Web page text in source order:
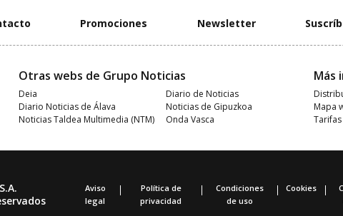
Promociones Newsletter
Otras webs de Grupo Noticias
Deia
Diario de Noticias
Diario Noticias de Álava
Noticias de Gipuzkoa
Noticias Taldea Multimedia (NTM)
Onda Vasca
Más
Mapa
Aviso
legal
Política de
privacidad
Condiciones
de uso
Cookies